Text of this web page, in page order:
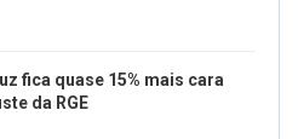
fica quase 15% mais cara
da RGE